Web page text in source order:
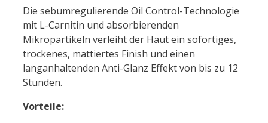
Die sebumregulierende Oil Control-Technologie
mit L-Carnitin und absorbierenden
Mikropartikeln verleiht der Haut ein sofortiges,
trockenes, mattiertes Finish und einen
langanhaltenden Anti-Glanz Effekt von bis zu 12
Stunden.
Vorteile: